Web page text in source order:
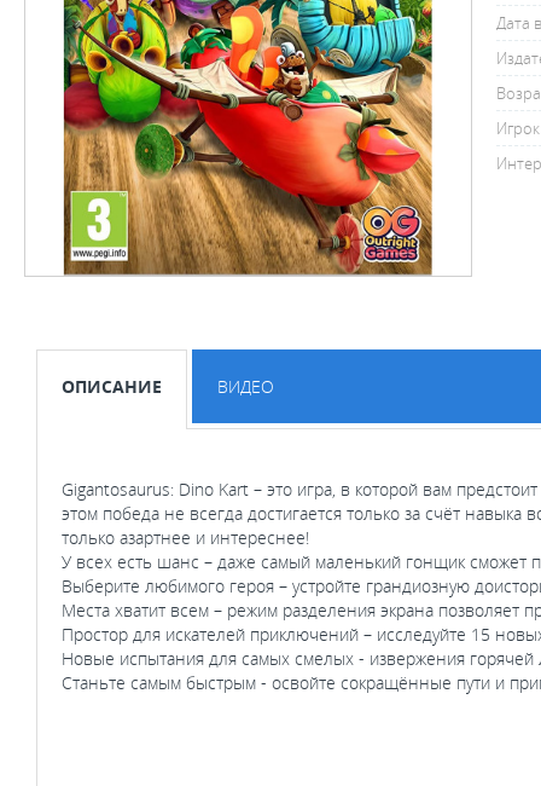
Дата
ОПИСАНИЕ ВИДЕО
Gigantosaurus: Dino Kart – это игра, в которой вам
этом победа не всегда достигается только за счёт
только азартнее и интереснее!
У всех есть шанс – даже самый маленький гонщик сможет
Выберите любимого героя – устройте грандиозную
Места хватит всем – режим разделения экрана позволяет
Простор для искателей приключений – исследуйте 15
Новые испытания для самых смелых - извержения
Станьте самым быстрым - освойте сокращённые пути и